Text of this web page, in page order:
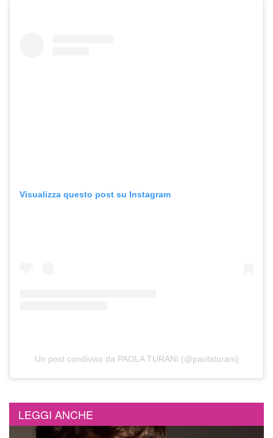
Visualizza questo post su Instagram
Un post condiviso da PAOLA TURANI (@paolaturani)
LEGGI ANCHE